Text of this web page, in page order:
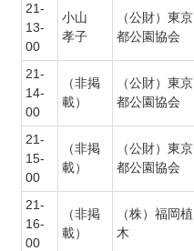
21-
13-
00
小山
孝子
（公財）東京
都公園協会
21-
14-
00
（非掲
載）
（公財）東京
都公園協会
21-
15-
00
（非掲
載）
（公財）東京
都公園協会
21-
16-
00
（非掲
載）
（株）福岡植
木